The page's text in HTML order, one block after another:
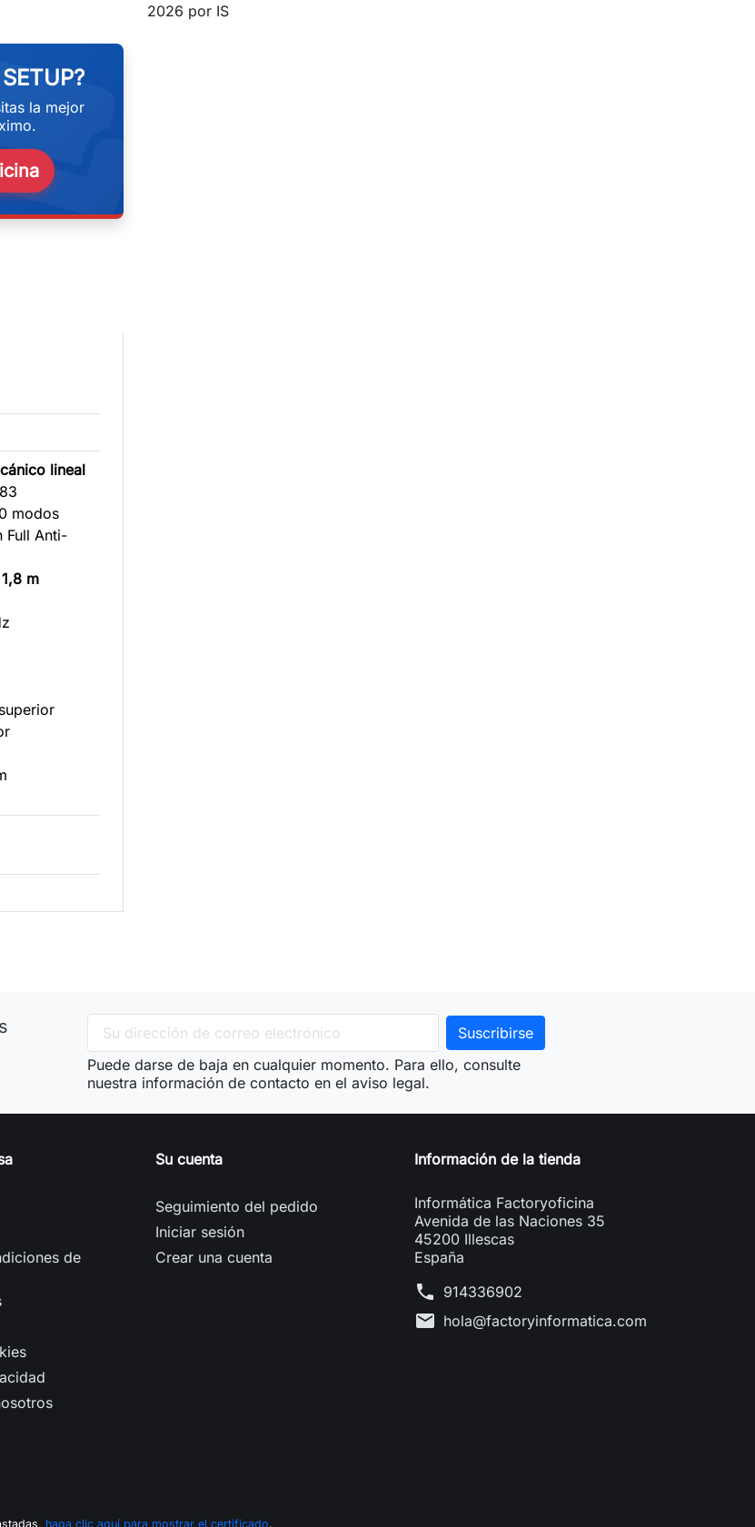
2026 por IS
la mejor
lineal
modos
Full Anti-
1,8 m
Puede darse de baja en cualquier momento. Para ello, consulte
nuestra información de contacto en el aviso legal.
de
Su cuenta
Seguimiento del pedido
Iniciar sesión
Crear una cuenta
Información de la tienda
Informática Factoryoficina
Avenida de las Naciones 35
45200 Illescas
España
phone 914336902
mail hola@factoryinformatica.com
haga clic aquí para mostrar el certificado.